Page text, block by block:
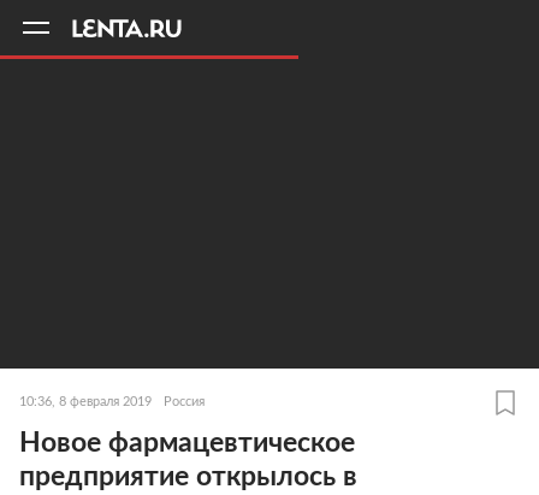
10:36, 8 февраля 2019 Россия
Новое фармацевтическое
предприятие открылось в